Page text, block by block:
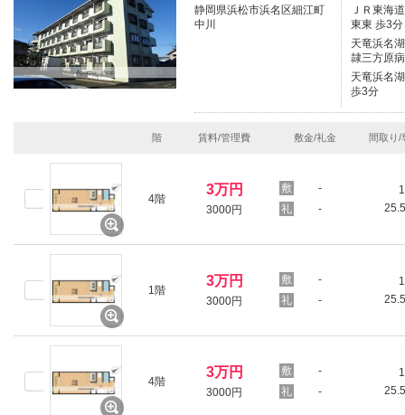
静岡県浜松市浜名区細江町
中川
ＪＲ東海
東東 歩3分
天竜浜名
隷三方原
天竜浜名
歩3分
階 賃料/管理費 敷金/礼金 間取り/
4階
3万円
3000円
-
-
1階
3万円
3000円
-
-
4階
3万円
3000円
-
-